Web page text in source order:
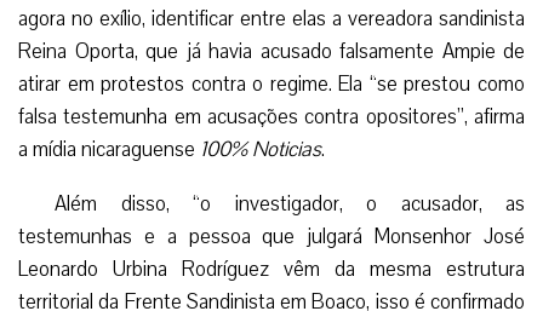
agora no exílio, identificar entre elas a vereadora sandinista
Reina Oporta, que já havia acusado falsamente Ampie de
atirar em protestos contra o regime. Ela “se prestou como
falsa testemunha em acusações contra opositores”, afirma
a mídia nicaraguense 100% Noticias.
Além disso, “o investigador, o acusador, as
testemunhas e a pessoa que julgará Monsenhor José
Leonardo Urbina Rodríguez vêm da mesma estrutura
territorial da Frente Sandinista em Boaco, isso é confirmado